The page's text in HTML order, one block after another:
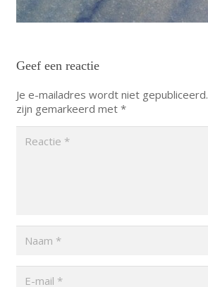
Geef een reactie
Je e-mailadres wordt niet gepubliceerd.
zijn gemarkeerd met *